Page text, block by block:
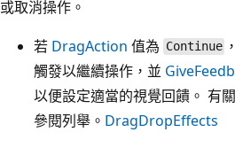
或取消操作。
若 DragAction 值為 Continue ，
觸發以繼續操作，並
以便設定適當的視覺回饋。 有
參閱列舉。 DragDropEffects